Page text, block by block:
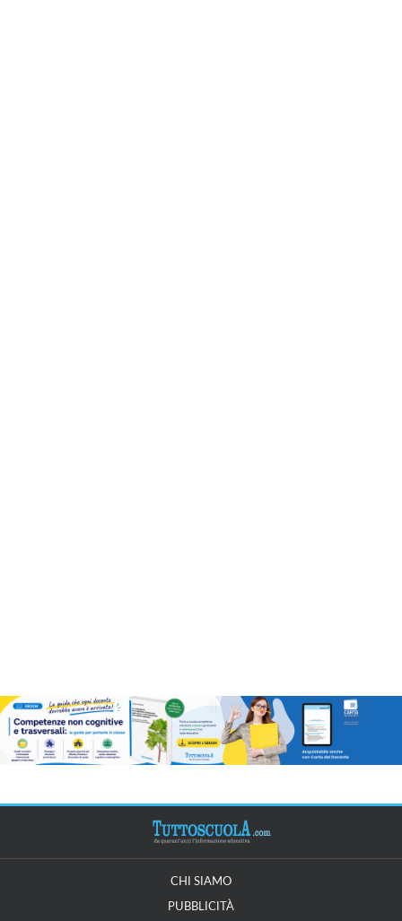
CHI SIAMO
PUBBLICITÀ